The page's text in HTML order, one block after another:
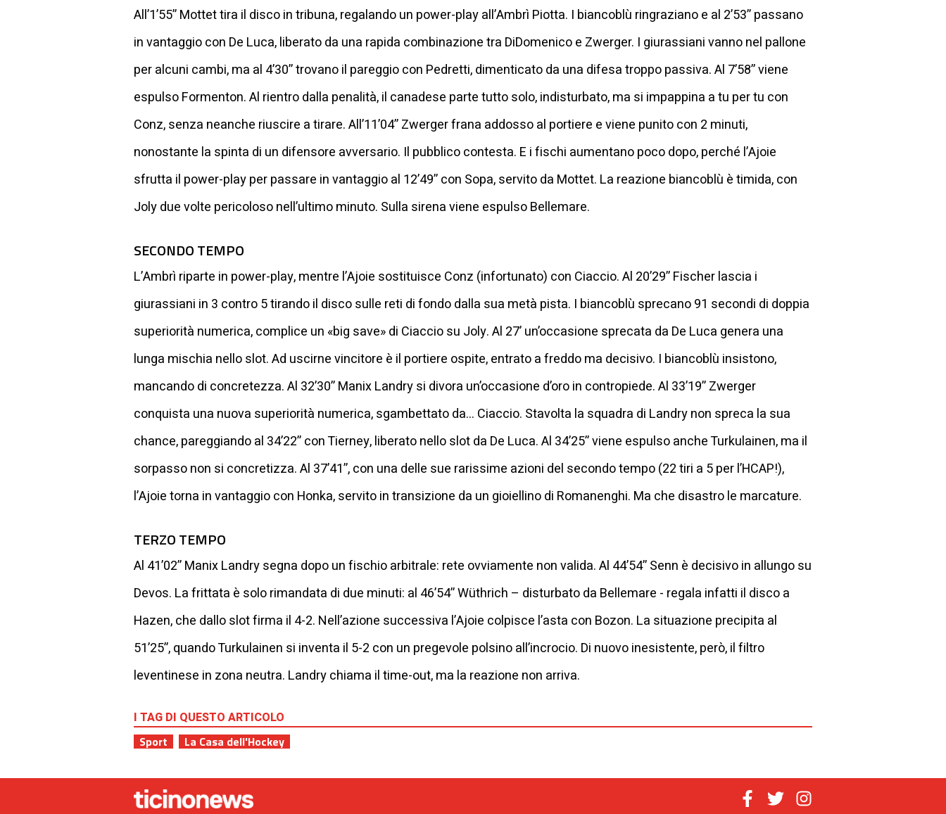
All’1’55’’ Mottet tira il disco in tribuna, regalando un power-play all’Ambrì Piotta. I biancoblù ringraziano e al 2’53’’ passano
in vantaggio con De Luca, liberato da una rapida combinazione tra DiDomenico e Zwerger. I giurassiani vanno nel pallone
per alcuni cambi, ma al 4’30’’ trovano il pareggio con Pedretti, dimenticato da una difesa troppo passiva. Al 7’58’’ viene
espulso Formenton. Al rientro dalla penalità, il canadese parte tutto solo, indisturbato, ma si impappina a tu per tu con
Conz, senza neanche riuscire a tirare. All’11’04’’ Zwerger frana addosso al portiere e viene punito con 2 minuti,
nonostante la spinta di un difensore avversario. Il pubblico contesta. E i fischi aumentano poco dopo, perché l’Ajoie
sfrutta il power-play per passare in vantaggio al 12’49’’ con Sopa, servito da Mottet. La reazione biancoblù è timida, con
Joly due volte pericoloso nell’ultimo minuto. Sulla sirena viene espulso Bellemare.
SECONDO TEMPO
L’Ambrì riparte in power-play, mentre l’Ajoie sostituisce Conz (infortunato) con Ciaccio. Al 20’29’’ Fischer lascia i
giurassiani in 3 contro 5 tirando il disco sulle reti di fondo dalla sua metà pista. I biancoblù sprecano 91 secondi di doppia
superiorità numerica, complice un «big save» di Ciaccio su Joly. Al 27’ un’occasione sprecata da De Luca genera una
lunga mischia nello slot. Ad uscirne vincitore è il portiere ospite, entrato a freddo ma decisivo. I biancoblù insistono,
mancando di concretezza. Al 32’30’’ Manix Landry si divora un’occasione d’oro in contropiede. Al 33’19’’ Zwerger
conquista una nuova superiorità numerica, sgambettato da… Ciaccio. Stavolta la squadra di Landry non spreca la sua
chance, pareggiando al 34’22’’ con Tierney, liberato nello slot da De Luca. Al 34’25’’ viene espulso anche Turkulainen, ma il
sorpasso non si concretizza. Al 37’41’’, con una delle sue rarissime azioni del secondo tempo (22 tiri a 5 per l’HCAP!),
l’Ajoie torna in vantaggio con Honka, servito in transizione da un gioiellino di Romanenghi. Ma che disastro le marcature.
TERZO TEMPO
Al 41’02’’ Manix Landry segna dopo un fischio arbitrale: rete ovviamente non valida. Al 44’54’’ Senn è decisivo in allungo su
Devos. La frittata è solo rimandata di due minuti: al 46’54’’ Wüthrich – disturbato da Bellemare - regala infatti il disco a
Hazen, che dallo slot firma il 4-2. Nell’azione successiva l’Ajoie colpisce l’asta con Bozon. La situazione precipita al
51’25’’, quando Turkulainen si inventa il 5-2 con un pregevole polsino all’incrocio. Di nuovo inesistente, però, il filtro
leventinese in zona neutra. Landry chiama il time-out, ma la reazione non arriva.
I TAG DI QUESTO ARTICOLO
Sport
La Casa dell'Hockey